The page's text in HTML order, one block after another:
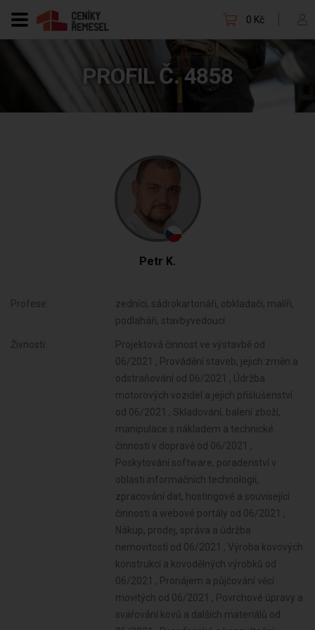
0 Kč
PROFIL Č. 4858
Petr K.
Profese:
zedníci, sádrokartonáři, obkladači, malíři,
podlaháři, stavbyvedoucí
Živnosti:
Projektová činnost ve výstavbě od
06/2021 , Provádění staveb, jejich změn a
odstraňování od 06/2021 , Údržba
motorových vozidel a jejich příslušenství
od 06/2021 , Skladování, balení zboží,
manipulace s nákladem a technické
činnosti v dopravě od 06/2021 ,
Poskytování software, poradenství v
oblasti informačních technologií,
zpracování dat, hostingové a související
činnosti a webové portály od 06/2021 ,
Nákup, prodej, správa a údržba
nemovitostí od 06/2021 , Výroba kovových
konstrukcí a kovodělných výrobků od
06/2021 , Pronájem a půjčování věcí
movitých od 06/2021 , Povrchové úpravy a
svařování kovů a dalších materiálů od